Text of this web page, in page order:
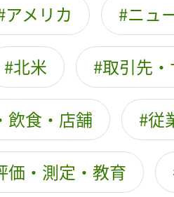
アメリカ ニュ
北米 取引先
飲食・店舗 従
価・測定・教育